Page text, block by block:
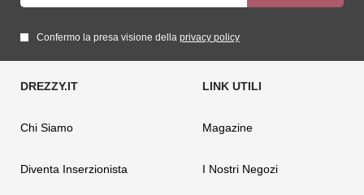
Confermo la presa visione della privacy policy
Chi Siamo
Diventa Inserzionista
Magazine
I Nostri Negozi